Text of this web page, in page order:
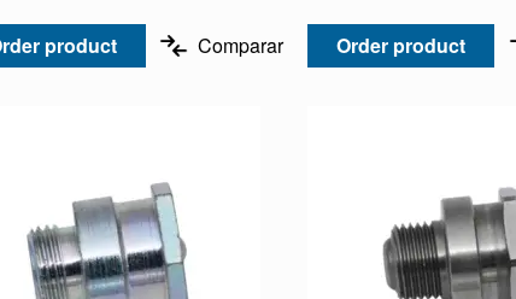
product Comparar Order product